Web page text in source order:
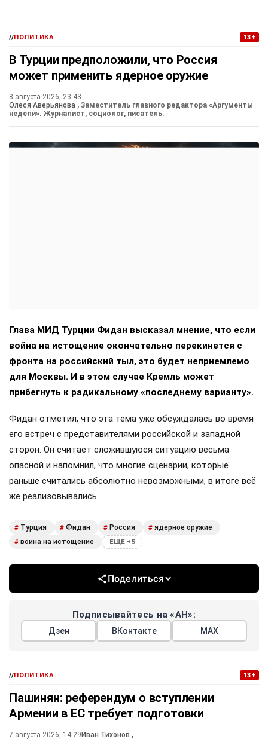
//ПОЛИТИКА 13+
В Турции предположили, что Россия
может применить ядерное оружие
8 августа 2026, 23:43
Олеся Аверьянова , Заместитель главного редактора «Аргументы
недели». Журналист, социолог, писатель.
Глава МИД Турции Фидан высказал мнение, что если
война на истощение окончательно перекинется с
фронта на российский тыл, это будет неприемлемо
для Москвы. И в этом случае Кремль может
прибегнуть к радикальному «последнему варианту».
Фидан отметил, что эта тема уже обсуждалась во время
его встреч с представителями российской и западной
сторон. Он считает сложившуюся ситуацию весьма
опасной и напомнил, что многие сценарии, которые
раньше считались абсолютно невозможными, в итоге всё
же реализовывались.
# Турция # Фидан # Россия # ядерное оружие
# война на истощение ЕЩЕ +5
Поделиться
Подписывайтесь на «АН»:
Дзен ВКонтакте МАХ
//ПОЛИТИКА 13+
Пашинян: референдум о вступлении
Армении в ЕС требует подготовки
7 августа 2026, 14:29 Иван Тихонов ,